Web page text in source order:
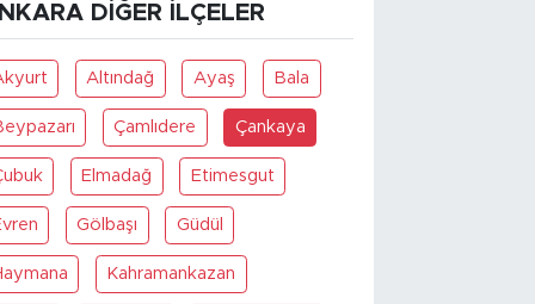
DIĞER İLÇELER
Altındağ Ayaş Bala
Çamlıdere Çankaya
Elmadağ Etimesgut
Gölbaşı Güdül
Kahramankazan